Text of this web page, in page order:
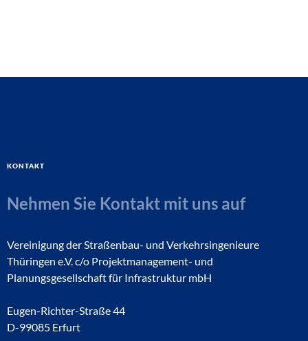
Kontakt
Nehmen Sie Kontakt mit uns auf
Vereinigung der Straßenbau- und Verkehrsingenieure
Thüringen e.V. c/o Projektmanagement- und
Planungsgesellschaft für Infrastruktur mbH
Eugen-Richter-Straße 44
D-99085 Erfurt